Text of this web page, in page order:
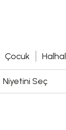
Çocuk Halhal
Niyetini Seç